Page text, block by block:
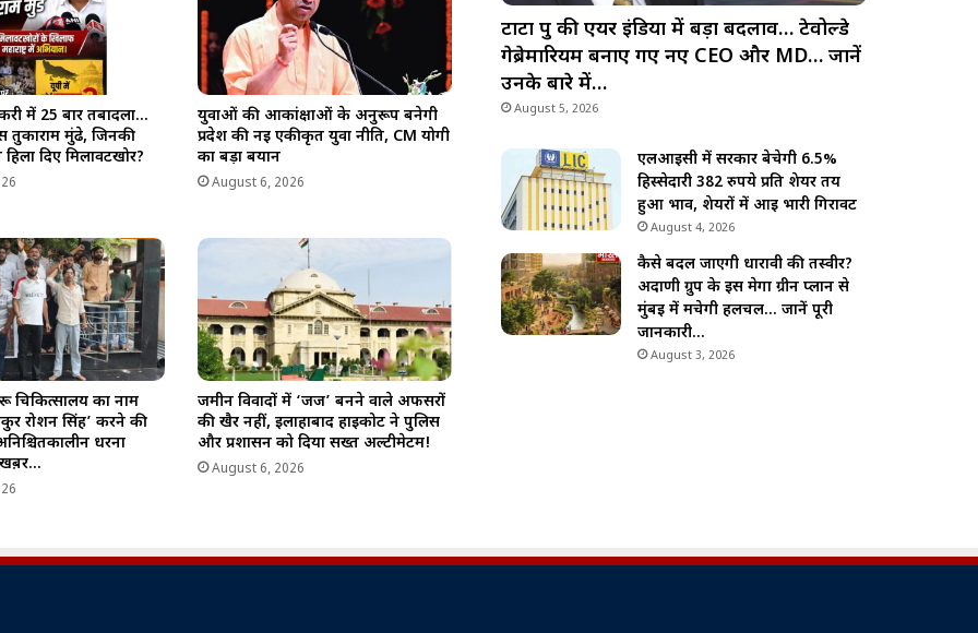
में 25 बार तबादला…
मुंढे, जिनकी
दिए मिलावटखोर?
युवाओं की आकांक्षाओं के अनुरूप बनेगी
प्रदेश की नई एकीकृत युवा नीति, CM योगी
का बड़ा बयान
August 6, 2026
चिकित्सालय का नाम
रोशन सिंह’ करने की
धरना
जमीन विवादों में ‘जज’ बनने वाले अफसरों
की खैर नहीं, इलाहाबाद हाईकोर्ट ने पुलिस
और प्रशासन को दिया सख्त अल्टीमेटम!
August 6, 2026
टाटा ग्रुप की एयर इंडिया में बड़ा बदलाव… टेवोल्डे
गेब्रेमारियम बनाए गए नए CEO और MD… जानें
उनके बारे में…
August 5, 2026
एलआईसी में सरकार बेचेगी 6.5%
हिस्सेदारी 382 रुपये प्रति शेयर तय
हुआ भाव, शेयरों में आई भारी गिरावट
August 4, 2026
कैसे बदल जाएगी धारावी की तस्वीर?
अदाणी ग्रुप के इस मेगा ग्रीन प्लान से
मुंबई में मचेगी हलचल… जानें पूरी
जानकारी…
August 3, 2026